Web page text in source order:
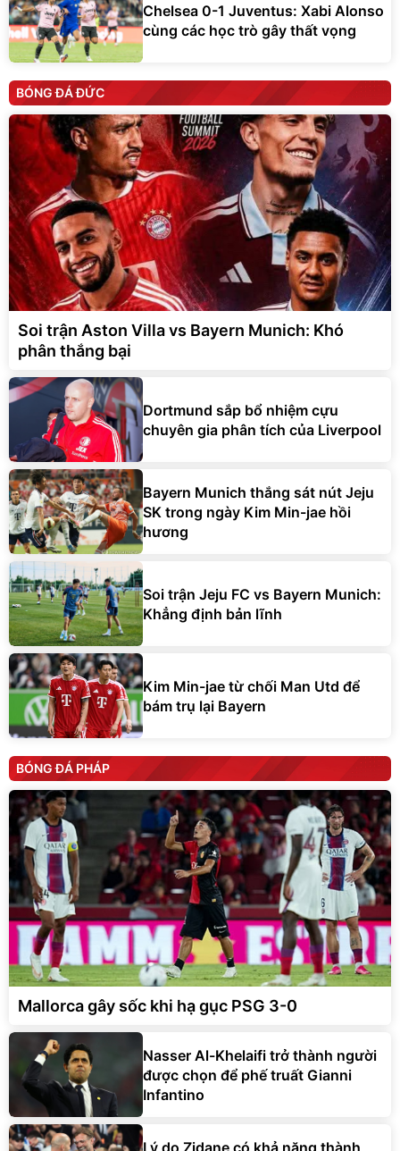
Chelsea 0-1 Juventus: Xabi Alonso
cùng các học trò gây thất vọng
BÓNG ĐÁ ĐỨC
Soi trận Aston Villa vs Bayern Munich: Khó
phân thắng bại
Dortmund sắp bổ nhiệm cựu
chuyên gia phân tích của Liverpool
Bayern Munich thắng sát nút Jeju
SK trong ngày Kim Min-jae hồi
hương
Soi trận Jeju FC vs Bayern Munich:
Khẳng định bản lĩnh
Kim Min-jae từ chối Man Utd để
bám trụ lại Bayern
BÓNG ĐÁ PHÁP
Mallorca gây sốc khi hạ gục PSG 3-0
Nasser Al-Khelaifi trở thành người
được chọn để phế truất Gianni
Infantino
Lý do Zidane có khả năng thành